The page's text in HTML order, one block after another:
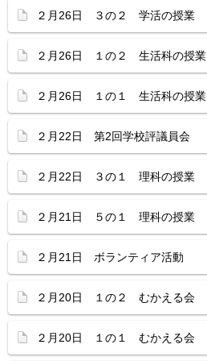
２月26日 ３の２ 学活の授業
２月26日 １の２ 生活科の授業
２月26日 １の１ 生活科の授業
２月22日 第2回学校評議員会
２月22日 ３の１ 理科の授業
２月21日 ５の１ 理科の授業
２月21日 ボランティア活動
２月20日 １の２ むかえる会
２月20日 １の１ むかえる会